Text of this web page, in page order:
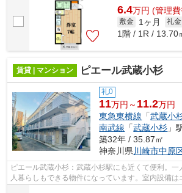
6.4万円 (管理
敷金 1ヶ月 礼金
1階 / 1R / 13.70
賃貸 | マンション ピエール武蔵小杉
礼0
11万円～ 11.2万円
東急東横線 「武蔵小
南武線 「武蔵小杉 」
築32年 / 35.87㎡
神奈川県 川崎市中原
ピエール武蔵小杉：武蔵小杉駅にも近くて便利。一
人暮らしもできる物件になっています。室内設備は
用料不要など大変充実しております。...